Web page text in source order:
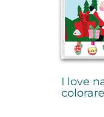
I love